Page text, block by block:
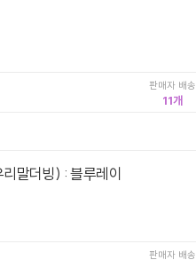
판매자 배송
11
말더빙) : 블루레이
판매자 배송